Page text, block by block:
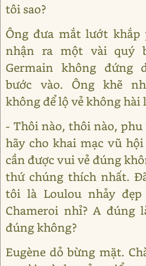
tôi sao?
Ông đưa mắt lướt khắp
nhận ra một vài quý
Germain không đứng
bước vào. Ông khẽ
không để lộ vẻ không hài
- Thôi nào, thôi nào, phu
hãy cho khai mạc vũ
cần được vui vẻ đúng
thứ chúng thích nhất.
tôi là Loulou nhảy
Chameroi nhỉ? A đúng
đúng không?
Eugène dỏ bừng mặt.